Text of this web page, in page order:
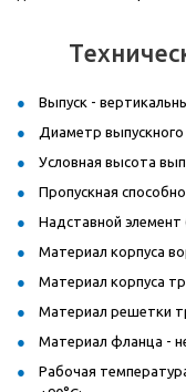
Выпуск -
Диаметр выпускного
Условная высота
Пропускная
Надставной элемент
Материал корпуса
Материал корпуса
Материал решетки
Материал фланца -
Рабочая